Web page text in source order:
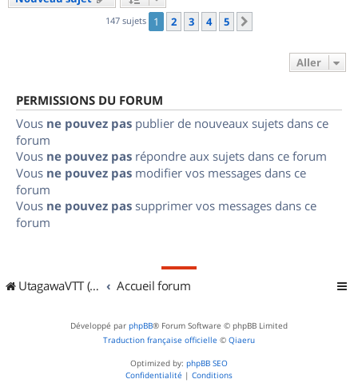
147 sujets 1 2 3 4 5
Aller
PERMISSIONS DU FORUM
Vous ne pouvez pas publier de nouveaux sujets dans ce
forum
Vous ne pouvez pas répondre aux sujets dans ce forum
Vous ne pouvez pas modifier vos messages dans ce
forum
Vous ne pouvez pas supprimer vos messages dans ce
forum
UtagawaVTT (Randos VTT et VTTAE avec traces GPS) Accueil forum
Développé par phpBB® Forum Software © phpBB Limited
Traduction française officielle © Qiaeru
Optimized by: phpBB SEO
Confidentialité | Conditions